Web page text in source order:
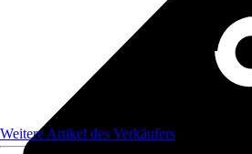
Weitere Artikel des Verkäufers